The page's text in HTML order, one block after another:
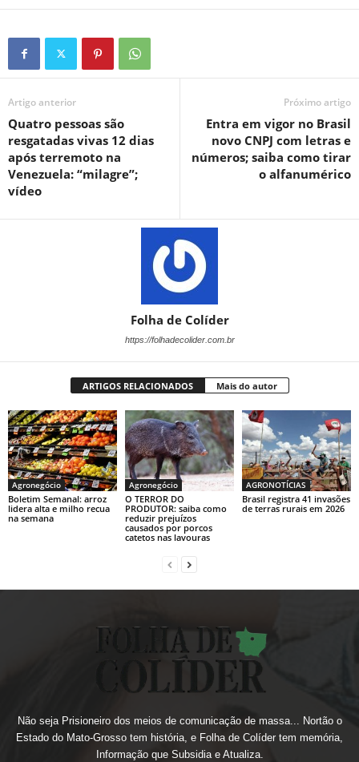
Artigo anterior
Quatro pessoas são
resgatadas vivas 12 dias
após terremoto na
Venezuela: “milagre”;
vídeo
Próximo artigo
Entra em vigor no Brasil
novo CNPJ com letras e
números; saiba como tirar
o alfanumérico
Folha de Colíder
https://folhadecolider.com.br
ARTIGOS RELACIONADOS Mais do autor
Agronegócio
Boletim Semanal: arroz
lidera alta e milho recua
na semana
Agronegócio
O TERROR DO
PRODUTOR: saiba como
reduzir prejuízos
causados por porcos
catetos nas lavouras
AGRONOTÍCIAS
Brasil registra 41 invasões
de terras rurais em 2026
Não seja Prisioneiro dos meios de comunicação de massa... Nortão o
Estado do Mato-Grosso tem história, e Folha de Colíder tem memória,
Informação que Subsidia e Atualiza.